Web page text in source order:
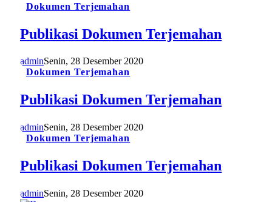
Dokumen Terjemahan
Publikasi Dokumen Terjemahan
adminSenin, 28 Desember 2020
Dokumen Terjemahan
Publikasi Dokumen Terjemahan
adminSenin, 28 Desember 2020
Dokumen Terjemahan
Publikasi Dokumen Terjemahan
adminSenin, 28 Desember 2020